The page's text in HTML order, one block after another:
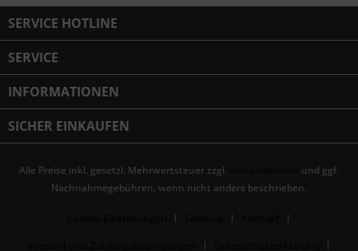
SERVICE HOTLINE
SERVICE
INFORMATIONEN
SICHER EINKAUFEN
Alle Preise inkl. gesetzl. Mehrwertsteuer zzgl.
und ggf.
Nachnahmegebühren, wenn nicht anders beschrieben.